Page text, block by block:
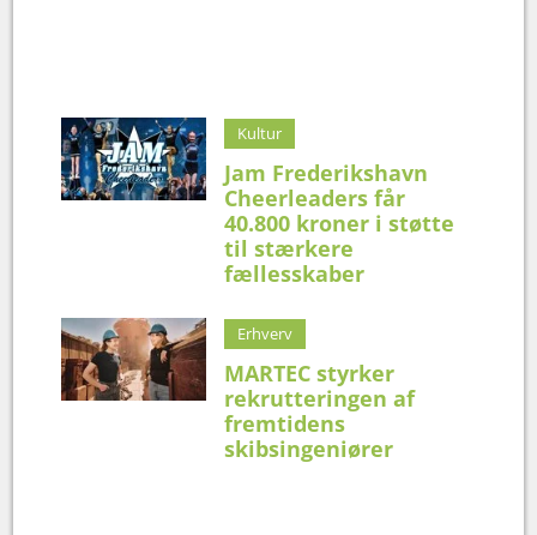
Kultur
Jam Frederikshavn
Cheerleaders får
40.800 kroner i støtte
til stærkere
fællesskaber
Erhverv
MARTEC styrker
rekrutteringen af
fremtidens
skibsingeniører